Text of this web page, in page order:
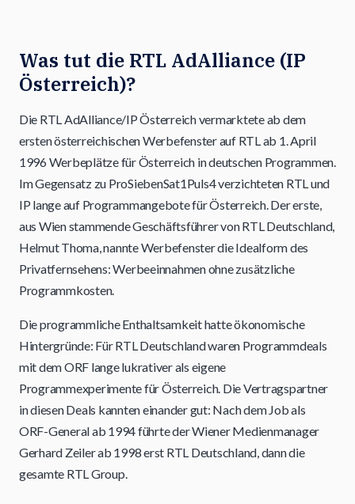
Was tut die RTL AdAlliance (IP
Österreich)?
Die RTL AdAlliance/IP Österreich vermarktete ab dem
ersten österreichischen Werbefenster auf RTL ab 1. April
1996 Werbeplätze für Österreich in deutschen Programmen.
Im Gegensatz zu ProSiebenSat1Puls4 verzichteten RTL und
IP lange auf Programmangebote für Österreich. Der erste,
aus Wien stammende Geschäftsführer von RTL Deutschland,
Helmut Thoma, nannte Werbefenster die Idealform des
Privatfernsehens: Werbeeinnahmen ohne zusätzliche
Programmkosten.
Die programmliche Enthaltsamkeit hatte ökonomische
Hintergründe: Für RTL Deutschland waren Programmdeals
mit dem ORF lange lukrativer als eigene
Programmexperimente für Österreich. Die Vertragspartner
in diesen Deals kannten einander gut: Nach dem Job als
ORF-General ab 1994 führte der Wiener Medienmanager
Gerhard Zeiler ab 1998 erst RTL Deutschland, dann die
gesamte RTL Group.